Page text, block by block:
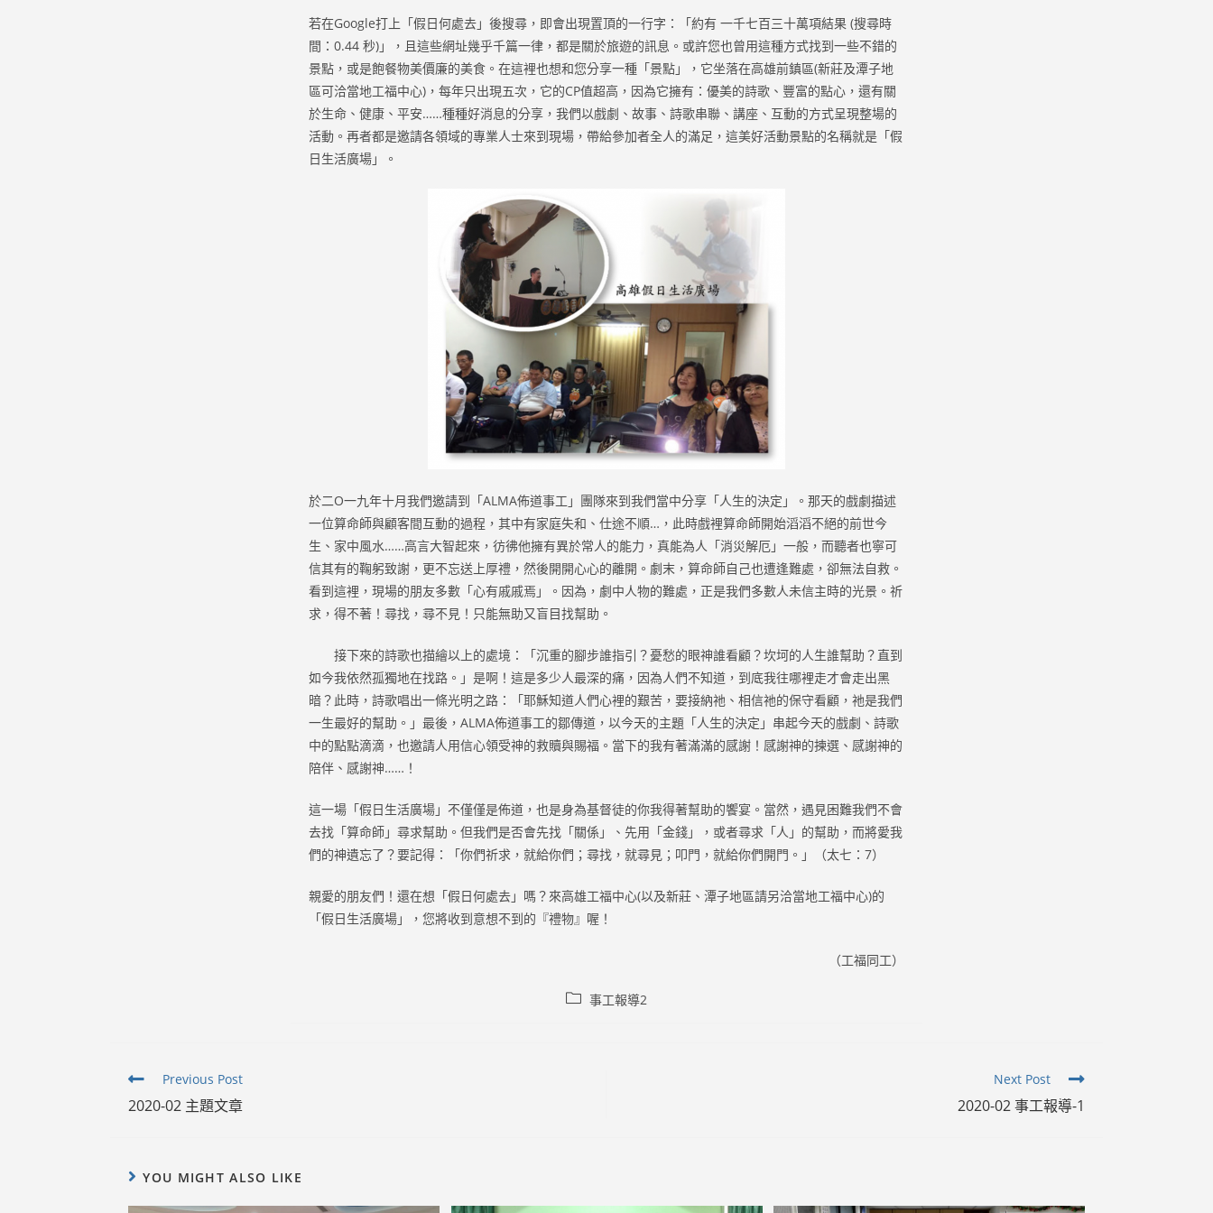
若在Google打上「假日何處去」後搜尋，即會出現置頂的一行字：「約有 一千七百三十萬項結果 (搜尋時
間：0.44 秒)」，且這些網址幾乎千篇一律，都是關於旅遊的訊息。或許您也曾用這種方式找到一些不錯的
景點，或是飽餐物美價廉的美食。在這裡也想和您分享一種「景點」，它坐落在高雄前鎮區(新莊及潭子地
區可洽當地工福中心)，每年只出現五次，它的CP值超高，因為它擁有：優美的詩歌、豐富的點心，還有關
於生命、健康、平安……種種好消息的分享，我們以戲劇、故事、詩歌串聯、講座、互動的方式呈現整場的
活動。再者都是邀請各領域的專業人士來到現場，帶給參加者全人的滿足，這美好活動景點的名稱就是「假
日生活廣場」。
於二O一九年十月我們邀請到「ALMA佈道事工」團隊來到我們當中分享「人生的決定」。那天的戲劇描述
一位算命師與顧客間互動的過程，其中有家庭失和、仕途不順…，此時戲裡算命師開始滔滔不絕的前世今
生、家中風水……高言大智起來，彷彿他擁有異於常人的能力，真能為人「消災解厄」一般，而聽者也寧可
信其有的鞠躬致謝，更不忘送上厚禮，然後開開心心的離開。劇末，算命師自己也遭逢難處，卻無法自救。
看到這裡，現場的朋友多數「心有戚戚焉」。因為，劇中人物的難處，正是我們多數人未信主時的光景。祈
求，得不著！尋找，尋不見！只能無助又盲目找幫助。
接下來的詩歌也描繪以上的處境：「沉重的腳步誰指引？憂愁的眼神誰看顧？坎坷的人生誰幫助？直到
如今我依然孤獨地在找路。」是啊！這是多少人最深的痛，因為人們不知道，到底我往哪裡走才會走出黑
暗？此時，詩歌唱出一條光明之路：「耶穌知道人們心裡的艱苦，要接納祂、相信祂的保守看顧，祂是我們
一生最好的幫助。」最後，ALMA佈道事工的鄒傳道，以今天的主題「人生的決定」串起今天的戲劇、詩歌
中的點點滴滴，也邀請人用信心領受神的救贖與賜福。當下的我有著滿滿的感謝！感謝神的揀選、感謝神的
陪伴、感謝神……！
這一場「假日生活廣場」不僅僅是佈道，也是身為基督徒的你我得著幫助的饗宴。當然，遇見困難我們不會
去找「算命師」尋求幫助。但我們是否會先找「關係」、先用「金錢」，或者尋求「人」的幫助，而將愛我
們的神遺忘了？要記得：「你們祈求，就給你們；尋找，就尋見；叩門，就給你們開門。」（太七：7）
親愛的朋友們！還在想「假日何處去」嗎？來高雄工福中心(以及新莊、潭子地區請另洽當地工福中心)的
「假日生活廣場」，您將收到意想不到的『禮物』喔！
（工福同工）
Post事工報導2
Read
articles
Previous Post
2020-02 主題文章
Next Post
2020-02 事工報導-1
YOU MIGHT ALSO LIKE